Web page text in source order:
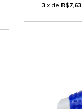
3 x de R$7,63